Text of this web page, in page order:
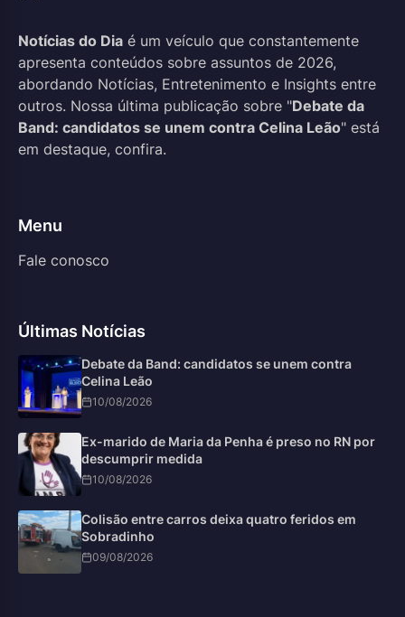
Notícias do Dia é um veículo que constantemente
apresenta conteúdos sobre assuntos de 2026,
abordando Notícias, Entretenimento e Insights entre
outros. Nossa última publicação sobre "Debate da
Band: candidatos se unem contra Celina Leão" está
em destaque, confira.
Menu
Fale conosco
Últimas Notícias
Debate da Band: candidatos se unem contra
Celina Leão
10/08/2026
Ex-marido de Maria da Penha é preso no RN por
descumprir medida
10/08/2026
Colisão entre carros deixa quatro feridos em
Sobradinho
09/08/2026